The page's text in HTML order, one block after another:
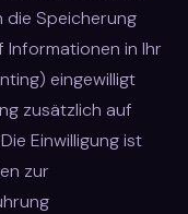
die Speicherung
Informationen in Ihr
eingewilligt
zusätzlich auf
Einwilligung ist
zur